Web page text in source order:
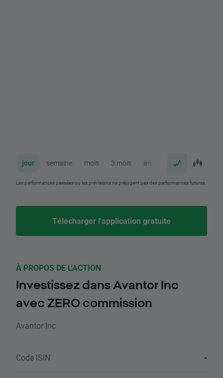
jour semaine mois 3 mois an
Les performances passées ou les prévisions ne préjugent pas des performances futures.
Télécharger l'application gratuite
À PROPOS DE L'ACTION
Investissez dans Avantor Inc
avec ZERO commission
Avantor Inc
Code ISIN -